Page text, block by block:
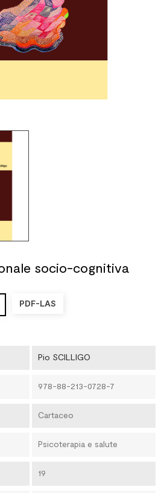
socio-cognitiva
PDF-LAS
Pio SCILLIGO
978-88-213-0728-7
Cartaceo
Psicoterapia e salute
19